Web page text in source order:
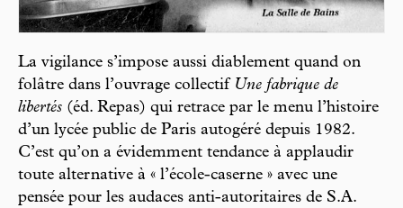
La vigilance s’impose aussi diablement quand on
folâtre dans l’ouvrage collectif Une fabrique de
libertés (éd. Repas) qui retrace par le menu l’histoire
d’un lycée public de Paris autogéré depuis 1982.
C’est qu’on a évidemment tendance à applaudir
toute alternative à « l’école-caserne » avec une
pensée pour les audaces anti-autoritaires de S.A.